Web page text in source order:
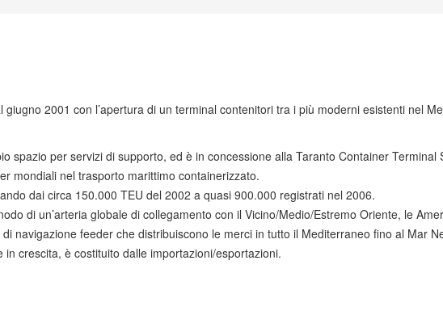
2001 con l’apertura di un terminal contenitori tra i più moderni esistenti nel
spazio per servizi di supporto, ed è in concessione alla Taranto Container Terminal
mondiali nel trasporto marittimo containerizzato.
dai circa 150.000 TEU del 2002 a quasi 900.000 registrati nel 2006.
di un’arteria globale di collegamento con il Vicino/Medio/Estremo Oriente, le
navigazione feeder che distribuiscono le merci in tutto il Mediterraneo fino al Mar
crescita, è costituito dalle importazioni/esportazioni.